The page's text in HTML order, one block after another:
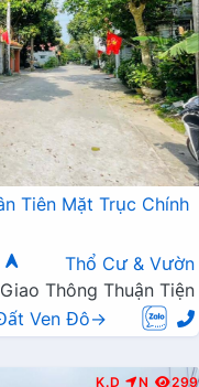
Tiên Mặt Trục Chính
Thổ Cư & Vườn
Thông Thuận Tiện
Ven Đô→
K.D N 299